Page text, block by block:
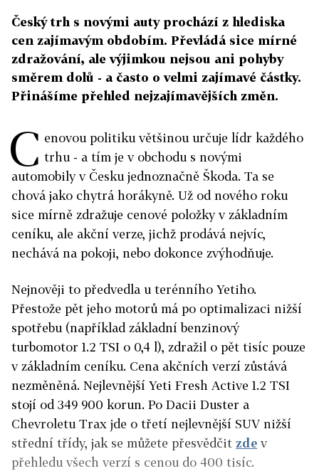
Český trh s novými auty prochází z hlediska
cen zajímavým obdobím. Převládá sice mírné
zdražování, ale výjimkou nejsou ani pohyby
směrem dolů - a často o velmi zajímavé částky.
Přinášíme přehled nejzajímavějších změn.
C enovou politiku většinou určuje lídr každého
trhu - a tím je v obchodu s novými
automobily v Česku jednoznačně Škoda. Ta se
chová jako chytrá horákyně. Už od nového roku
sice mírně zdražuje cenové položky v základním
ceníku, ale akční verze, jichž prodává nejvíc,
nechává na pokoji, nebo dokonce zvýhodňuje.
Nejnověji to předvedla u terénního Yetiho.
Přestože pět jeho motorů má po optimalizaci nižší
spotřebu (například základní benzinový
turbomotor 1.2 TSI o 0,4 l), zdražil o pět tisíc pouze
v základním ceníku. Cena akčních verzí zůstává
nezměněná. Nejlevnější Yeti Fresh Active 1.2 TSI
stojí od 349 900 korun. Po Dacii Duster a
Chevroletu Trax jde o třetí nejlevnější SUV nižší
střední třídy, jak se můžete přesvědčit zde v
přehledu všech verzí s cenou do 400 tisíc.